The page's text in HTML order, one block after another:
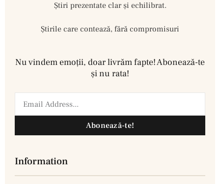
Ştiri prezentate clar și echilibrat.
Știrile care contează, fără compromisuri
Nu vindem emoţii, doar livrăm fapte! Abonează-te
şi nu rata!
Abonează-te!
Information